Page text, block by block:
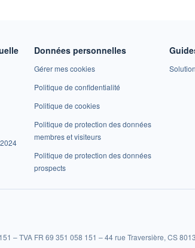
Données personnelles
Gérer mes cookies
Politique de confidentialité
Politique de cookies
Politique de protection des données
membres et visiteurs
Politique de protection des données
prospects
– TVA FR 69 351 058 151 – 44 rue Traversière, CS